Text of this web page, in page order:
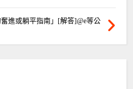
進或躺平指南」[解答]@e等公